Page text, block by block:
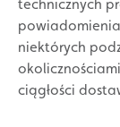
technicznych
niektórych
ciągłości